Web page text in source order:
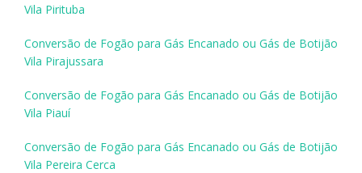
Vila Pirituba
Conversão de Fogão para Gás Encanado ou Gás de Botijão
Vila Pirajussara
Conversão de Fogão para Gás Encanado ou Gás de Botijão
Vila Piauí
Conversão de Fogão para Gás Encanado ou Gás de Botijão
Vila Pereira Cerca